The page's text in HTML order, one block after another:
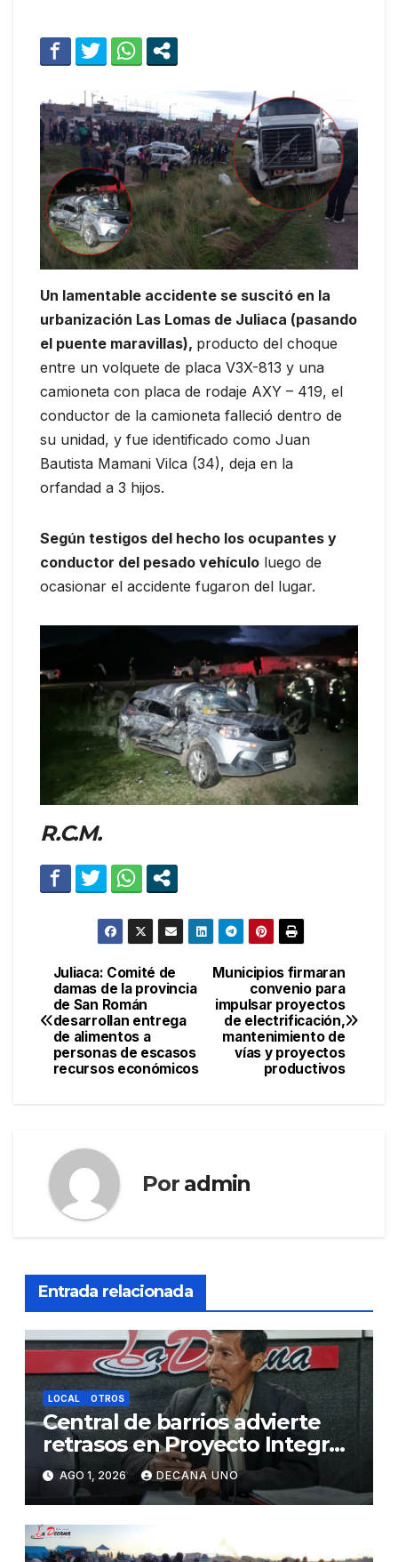
Un lamentable accidente se suscitó en la
urbanización Las Lomas de Juliaca (pasando
el puente maravillas), producto del choque
entre un volquete de placa V3X-813 y una
camioneta con placa de rodaje AXY – 419, el
conductor de la camioneta falleció dentro de
su unidad, y fue identificado como Juan
Bautista Mamani Vilca (34), deja en la
orfandad a 3 hijos.
Según testigos del hecho los ocupantes y
conductor del pesado vehículo luego de
ocasionar el accidente fugaron del lugar.
R.C.M.
Navegación
de
entradas
Municipios firmaran
convenio para
impulsar proyectos
de electrificación,
mantenimiento de
vías y proyectos
productivos
Juliaca: Comité de
damas de la provincia
de San Román
desarrollan entrega
de alimentos a
personas de escasos
recursos económicos
Por admin
Entrada relacionada
LOCAL OTROS
Central de barrios advierte
retrasos en Proyecto Integral
de Agua y Alcantarillado para
Juliaca
AGO 1, 2026 DECANA UNO